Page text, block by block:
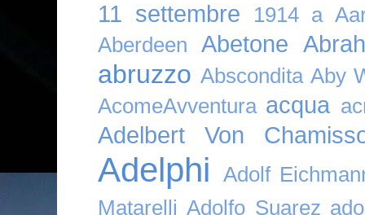
11 settembre 1914 a
Aberdeen
Abetone
abruzzo Abscondita Aby
AcomeAvventura acqua
Adelbert Von
Adelphi
Adolf
Matarelli Adolfo Suarez